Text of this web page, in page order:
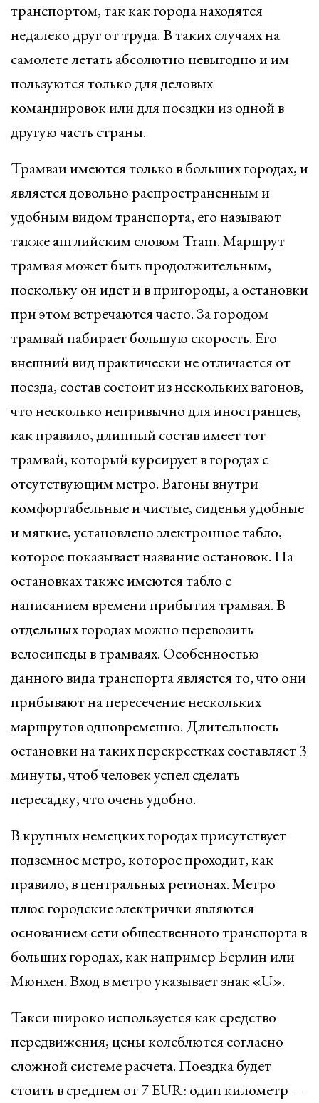
транспортом, так как города находятся
недалеко друг от труда. В таких случаях на
самолете летать абсолютно невыгодно и им
пользуются только для деловых
командировок или для поездки из одной в
другую часть страны.
Трамваи имеются только в больших городах, и
является довольно распространенным и
удобным видом транспорта, его называют
также английским словом Tram. Маршрут
трамвая может быть продолжительным,
поскольку он идет и в пригороды, а остановки
при этом встречаются часто. За городом
трамвай набирает большую скорость. Его
внешний вид практически не отличается от
поезда, состав состоит из нескольких вагонов,
что несколько непривычно для иностранцев,
как правило, длинный состав имеет тот
трамвай, который курсирует в городах с
отсутствующим метро. Вагоны внутри
комфортабельные и чистые, сиденья удобные
и мягкие, установлено электронное табло,
которое показывает название остановок. На
остановках также имеются табло с
написанием времени прибытия трамвая. В
отдельных городах можно перевозить
велосипеды в трамваях. Особенностью
данного вида транспорта является то, что они
прибывают на пересечение нескольких
маршрутов одновременно. Длительность
остановки на таких перекрестках составляет 3
минуты, чтоб человек успел сделать
пересадку, что очень удобно.
В крупных немецких городах присутствует
подземное метро, которое проходит, как
правило, в центральных регионах. Метро
плюс городские электрички являются
основанием сети общественного транспорта в
больших городах, как например Берлин или
Мюнхен. Вход в метро указывает знак «U».
Такси широко используется как средство
передвижения, цены колеблются согласно
сложной системе расчета. Поездка будет
стоить в среднем от 7 EUR: один километр —